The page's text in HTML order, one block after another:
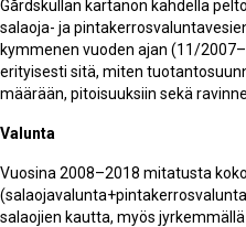
Gårdskullan kartanon kahdella
salaoja- ja
kymmenen vuoden ajan (11/
erityisesti sitä, miten
määrään, pitoisuuksiin sekä
Valunta
Vuosina 2008–2018 mitatusta
salaojien kautta, myös